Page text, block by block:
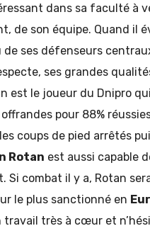
dans sa faculté à
de son équipe. Quand il
ses défenseurs
ses grandes
est le joueur du Dnipro
pour 88%
coups de pied arrêtés
Rotan est aussi capable
Si combat il y a, Rotan
le plus sanctionné en
travail très à cœur et